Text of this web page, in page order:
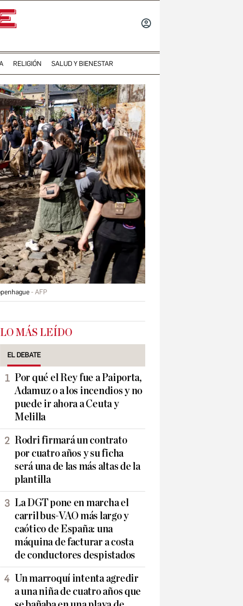
RELIGIÓN SALUD Y BIENESTAR
AFP
LO MÁS LEÍDO
EL DEBATE
Por qué el Rey fue a Paiporta,
Adamuz o a los incendios y no
puede ir ahora a Ceuta y
Melilla
Rodri firmará un contrato
por cuatro años y su ficha
será una de las más altas de la
plantilla
La DGT pone en marcha el
carril bus-VAO más largo y
caótico de España: una
máquina de facturar a costa
de conductores despistados
Un marroquí intenta agredir
a una niña de cuatro años que